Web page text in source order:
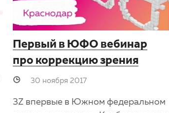
Первый в ЮФО вебинар
про коррекцию зрения
30 ноября 2017
3Z впервые в Южном федеральном